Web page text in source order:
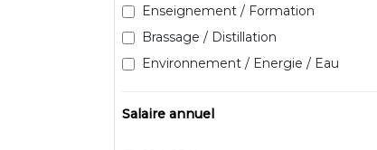
Enseignement / Formation
Brassage / Distillation
Environnement / Energie / Eau
Salaire annuel